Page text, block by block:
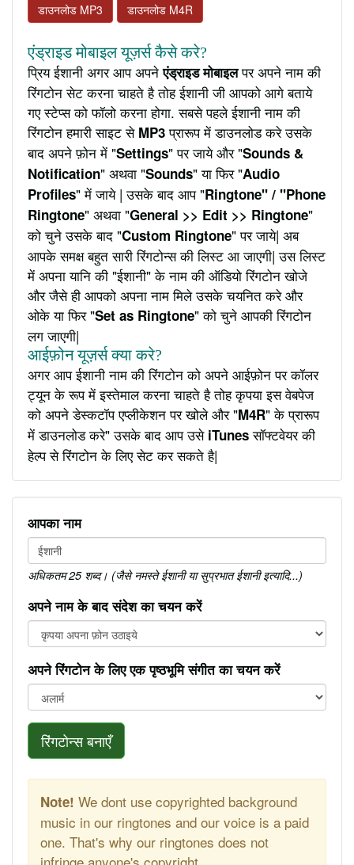
डाउनलोड MP3 डाउनलोड M4R
एंड्राइड मोबाइल यूज़र्स कैसे करे?
प्रिय ईशानी अगर आप अपनेएंड्राइड मोबाइलपर अपने नाम की
रिंगटोन सेट करना चाहते है तोह ईशानी जी आपको आगे बताये
गए स्टेप्स को फॉलो करना होगा. सबसे पहले ईशानी नाम की
रिंगटोन हमारी साइट से MP3प्रारूप में डाउनलोड करे उसके
बाद अपने फ़ोन में "Settings" पर जाये और "Sounds &
Notification" अथवा "Sounds" या फिर "Audio
Profiles" में जाये | उसके बाद आप "Ringtone" / "Phone
Ringtone" अथवा "General >> Edit >> Ringtone"
को चुने उसके बाद "Custom Ringtone" पर जाये| अब
आपके समक्ष बहुत सारी रिंगटोन्स की लिस्ट आ जाएगी| उस लिस्ट
में अपना यानि की "ईशानी" के नाम की ऑडियो रिंगटोन खोजे
और जैसे ही आपको अपना नाम मिले उसके चयनित करे और
ओके या फिर "Set as Ringtone" को चुने आपकी रिंगटोन
लग जाएगी|
आईफ़ोन यूज़र्स क्या करे?
अगर आप ईशानी नाम की रिंगटोन को अपने आईफ़ोन पर कॉलर
ट्यून के रूप में इस्तेमाल करना चाहते है तोह कृपया इस वेबपेज
को अपने डेस्कटॉप एप्लीकेशन पर खोले और "M4R" के प्रारूप
में डाउनलोड करे" उसके बाद आप उसे iTunesसॉफ्टवेयर की
हेल्प से रिंगटोन के लिए सेट कर सकते है|
आपका नाम
अधिकतम 25 शब्द। (जैसे नमस्ते ईशानी या सुप्रभात ईशानी इत्यादि...)
अपने नाम के बाद संदेश का चयन करें
अपने रिंगटोन के लिए एक पृष्ठभूमि संगीत का चयन करें
रिंगटोन्स बनाएँ
Note! We dont use copyrighted background
music in our ringtones and our voice is a paid
one. That's why our ringtones does not
infringe anyone's copyright.